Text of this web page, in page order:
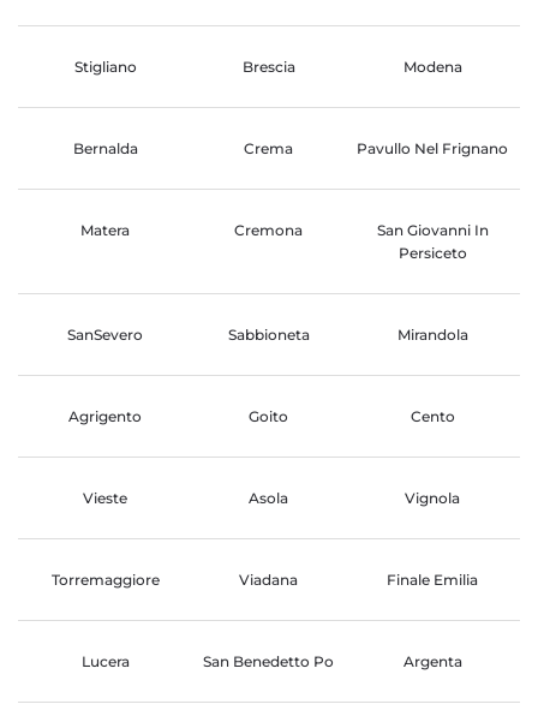
Stigliano Brescia Modena
Bernalda Crema Pavullo Nel Frignano
Matera Cremona
San Giovanni In
Persiceto
SanSevero Sabbioneta Mirandola
Agrigento Goito Cento
Vieste Asola Vignola
Torremaggiore Viadana Finale Emilia
Lucera San Benedetto Po Argenta